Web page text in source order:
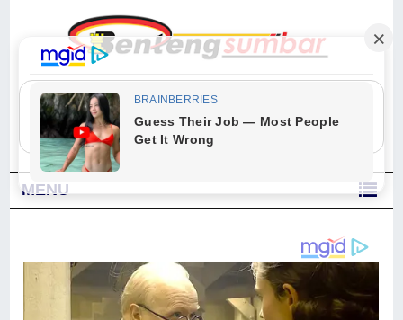
"Sesungguhnya Allah dan para malaikat-Nya berselawat untuk Nabi.
Wahai orang-orang yang beriman, berselawatlah kamu untuk Nabi dan
ucapkanlah salam dengan penuh penghormatan kepadanya." (Qs. Al
Ahzab Ayat 56)
MENU